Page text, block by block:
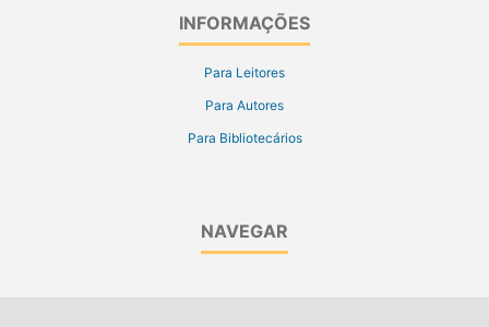
INFORMAÇÕES
Para Leitores
Para Autores
Para Bibliotecários
NAVEGAR